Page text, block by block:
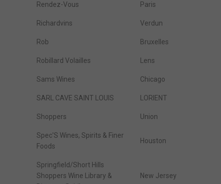
Rendez-Vous Paris
Richardvins Verdun
Rob Bruxelles
Robillard Volailles Lens
Sams Wines Chicago
SARL CAVE SAINT LOUIS LORIENT
Shoppers Union
Spec'S Wines, Spirits & Finer
Foods
Houston
Springfield/Short Hills
Shoppers Wine Library &
New Jersey